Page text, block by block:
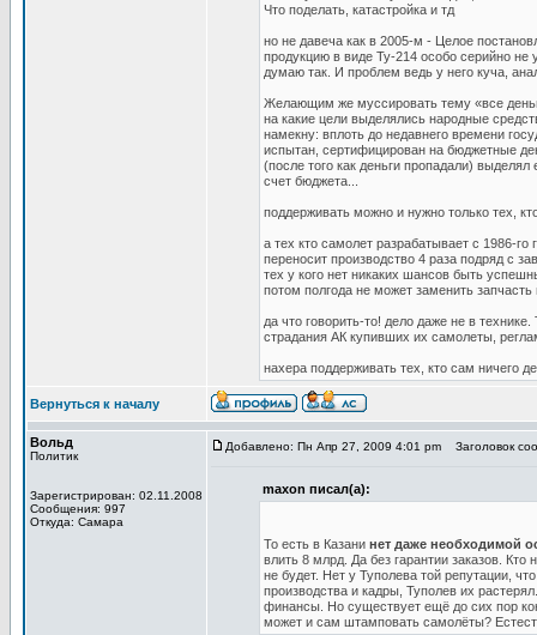
Что поделать, катастройка и тд
но не давеча как в 2005-м - Целое
продукцию в виде Ту-214 особо серийно
думаю так. И проблем ведь у него куча,
Желающим же муссировать тему «все
на какие цели выделялись народные
намекну: вплоть до недавнего времени
испытан, сертифицирован на бюджетные
(после того как деньги пропадали)
счет бюджета...
поддерживать можно и нужно только тех,
а тех кто самолет разрабатывает с 1986-
переносит производство 4 раза подряд с
тех у кого нет никаких шансов быть
потом полгода не может заменить
да что говорить-то! дело даже не в
страдания АК купивших их самолеты,
нахера поддерживать тех, кто сам ничего
Вернуться к началу
Вольд
Политик
Зарегистрирован: 02.11.2008
Сообщения: 997
Откуда: Самара
Добавлено: Пн Апр 27, 2009 4:01 pm Заголовок
maxon писал(а):
То есть в Казани нет даже необходимой
влить 8 млрд. Да без гарантии заказов.
не будет. Нет у Туполева той репутации,
производства и кадры, Туполев их
финансы. Но существует ещё до сих пор
может и сам штамповать самолёты?